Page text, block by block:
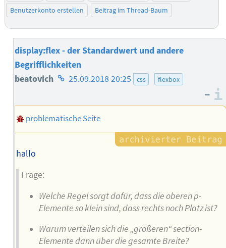
Benutzerkonto erstellen
Beitrag im Thread-Baum
display:flex - der Standardwert und andere
Begrifflichkeiten
beatovich Homepage
Autors
25.09.2018 20:25 css flexbox
–
problematische Seite
hallo
Frage:
Welche Regel sorgt dafür, dass die oberen p-
Elemente so klein sind, dass rechts noch Platz ist?
Warum verteilen sich die „größeren“ section-
Elemente dann über die gesamte Breite?